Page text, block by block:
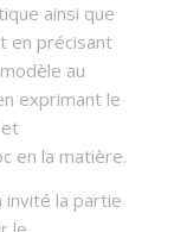
ainsi que
en précisant
au
exprimant le
en la matière.
invité la partie